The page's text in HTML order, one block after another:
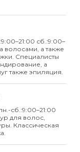
сб.:9:00–
волосами, а также
Специалисты
а
также эпиляция.
сб.:9:00–21:00
для волос,
Классическая